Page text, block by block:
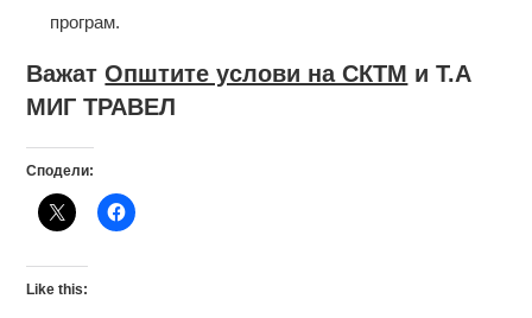
програм.
ВажатОпштите услови на СКТМ и Т.А
МИГ ТРАВЕЛ
Сподели:
Like this: